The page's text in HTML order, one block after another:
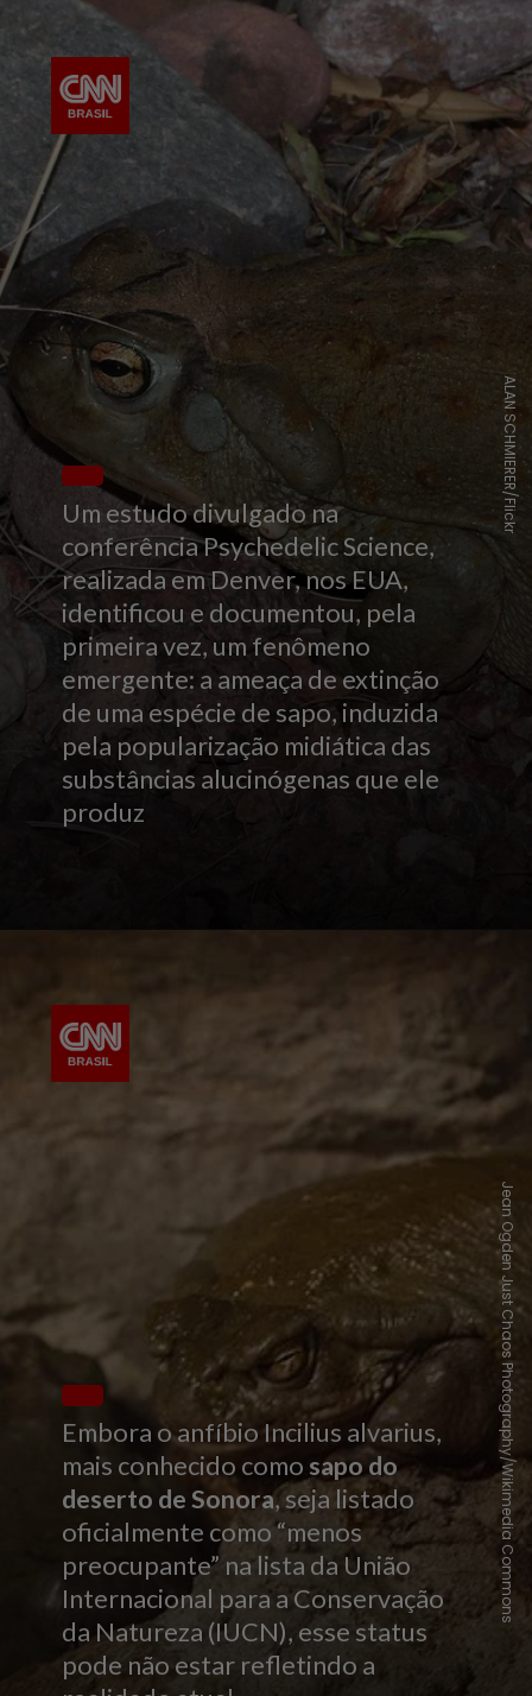
Um estudo divulgado na
conferência Psychedelic Science,
realizada em Denver, nos EUA,
identificou e documentou, pela
primeira vez, um fenômeno
emergente: a ameaça de extinção
de uma espécie de sapo, induzida
pela popularização midiática das
substâncias alucinógenas que ele
produz
ALAN SCHMIERER/Flickr
Embora o anfíbio Incilius alvarius,
mais conhecido como sapo do
deserto de Sonora, seja listado
oficialmente como “menos
preocupante” na lista da União
Internacional para a Conservação
da Natureza (IUCN), esse status
pode não estar refletindo a
Jean Ogden Just Chaos Photography/Wikimedia Commons